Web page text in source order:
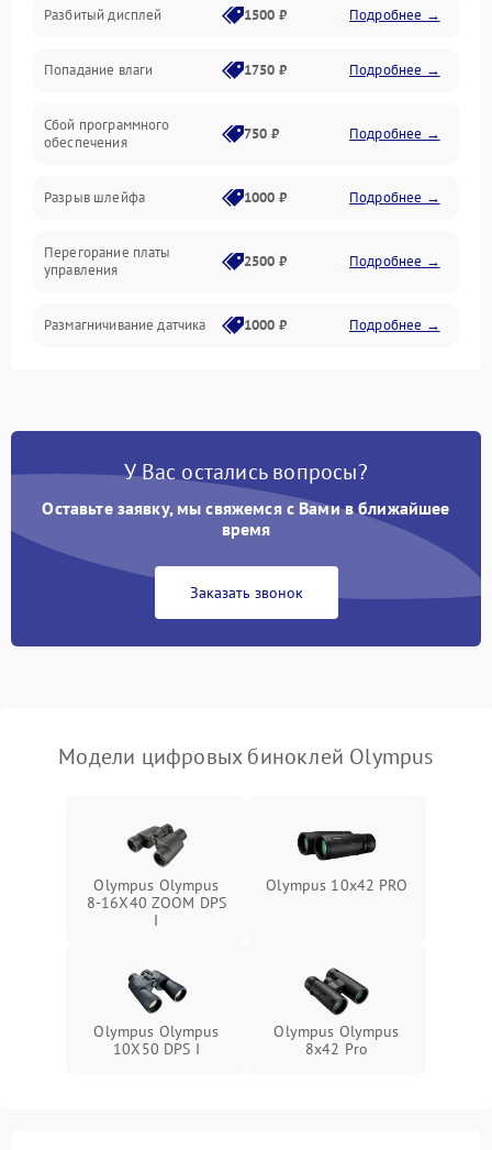
Механика
Управление
Электропитание
Разбитый дисплей 1500 ₽ Подробнее →
Попадание влаги 1750 ₽ Подробнее →
Сбой программного
обеспечения
750 ₽ Подробнее →
Разрыв шлейфа 1000 ₽ Подробнее →
Перегорание платы
управления
2500 ₽ Подробнее →
Размагничивание датчика 1000 ₽ Подробнее →
цветов дисплея
Подробнее →
коркое время
1000 ₽ Подробнее →
1500 ₽ Подробнее →
У Вас остались вопросы?
Оставьте заявку, мы свяжемся с Вами в ближайшее
время
Заказать звонок
Модели цифровых биноклей Olympus
Olympus Olympus
8-16X40 ZOOM DPS
I
Olympus 10x42 PRO
Olympus Olympus
10X50 DPS I
Olympus Olympus
8x42 Pro